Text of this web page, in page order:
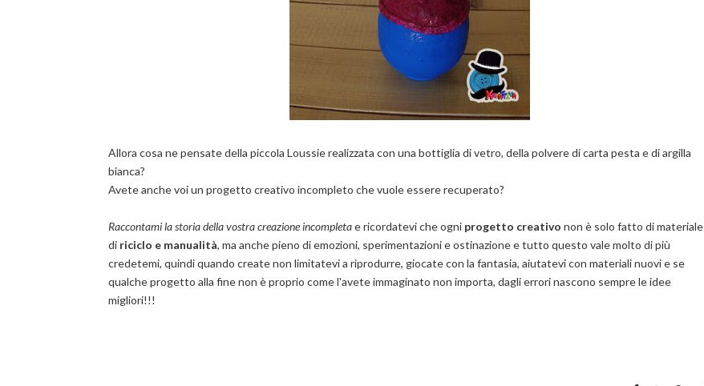
Allora cosa ne pensate della piccola Loussie realizzata con una bottiglia di vetro, della polvere di carta pesta e di argilla
bianca?
Avete anche voi un progetto creativo incompleto che vuole essere recuperato?
Raccontami la storia della vostra creazione incompletae ricordatevi che ogni progetto creativo non è solo fatto di materiale
di riciclo e manualità, ma anche pieno di emozioni, sperimentazioni e ostinazione e tutto questo vale molto di più
credetemi, quindi quando create non limitatevi a riprodurre, giocate con la fantasia, aiutatevi con materiali nuovi e se
qualche progetto alla fine non è proprio come l'avete immaginato non importa, dagli errori nascono sempre le idee
migliori!!!